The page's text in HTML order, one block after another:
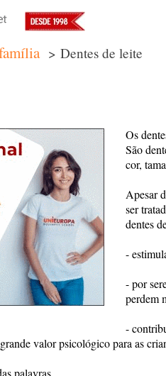
> Dentes de leite
Os
São
cor,
Apesar
ser
dentes
-
- por
perdem
-
valor psicológico para as
palavras